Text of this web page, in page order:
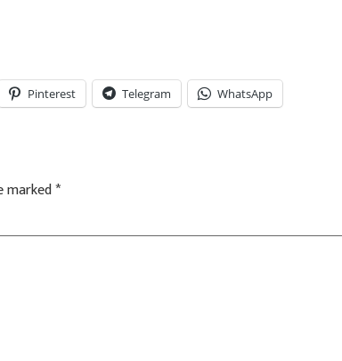
Pinterest Telegram WhatsApp
marked*